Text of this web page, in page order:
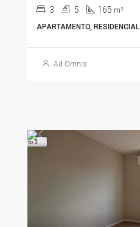
3 5 165 m²
APARTAMENTO, RESIDENCIAL
Ad Omnis